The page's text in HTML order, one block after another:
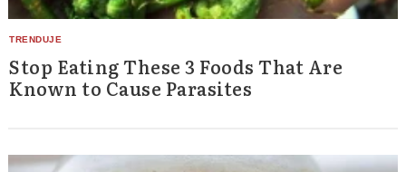
Stop Eating These 3 Foods That Are
Known to Cause Parasites